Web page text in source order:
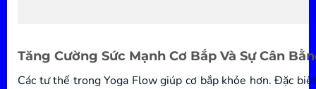
Tăng Cường Sức Mạnh Cơ Bắp Và Sự Cân
Các tư thế trong Yoga Flow giúp cơ bắp khỏe hơn. Đặc